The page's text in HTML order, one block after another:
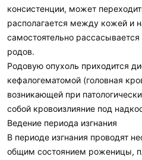
консистенции, может
располагается между кожей и
самостоятельно
родов.
Родовую опухоль приходится
кефалогематомой (головная
возникающей при
собой кровоизлияние под
Ведение периода изгнания
В периоде изгнания проводят
общим состоянием роженицы,